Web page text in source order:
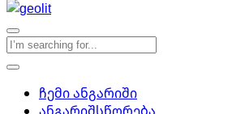
ჩემი ანგარიში